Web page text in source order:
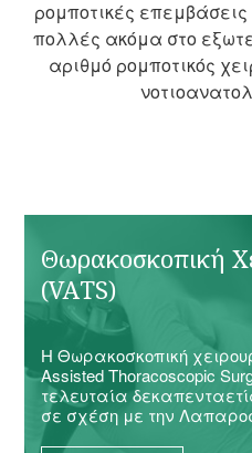
ρομποτικές
πολλές ακόμα στο
αριθμό ρομποτικός
Θωρακοσκοπική
(VATS)
Η Θωρακοσκοπική
Assisted Thoracoscopic
τελευταία
σε σχέση με την